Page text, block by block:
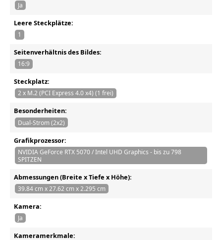
Ja
Leere Steckplätze:
1
Seitenverhältnis des Bildes:
16:9
Steckplatz:
2 x M.2 (PCI Express 4.0 x4) (1 frei)
Besonderheiten:
Dual-Strom (2x2)
Grafikprozessor:
NVIDIA GeForce RTX 5070 / Intel UHD Graphics - bis zu 798
SPITZEN
Abmessungen (Breite x Tiefe x Höhe):
39.84 cm x 27.62 cm x 2.295 cm
Kamera:
Ja
Kameramerkmale: